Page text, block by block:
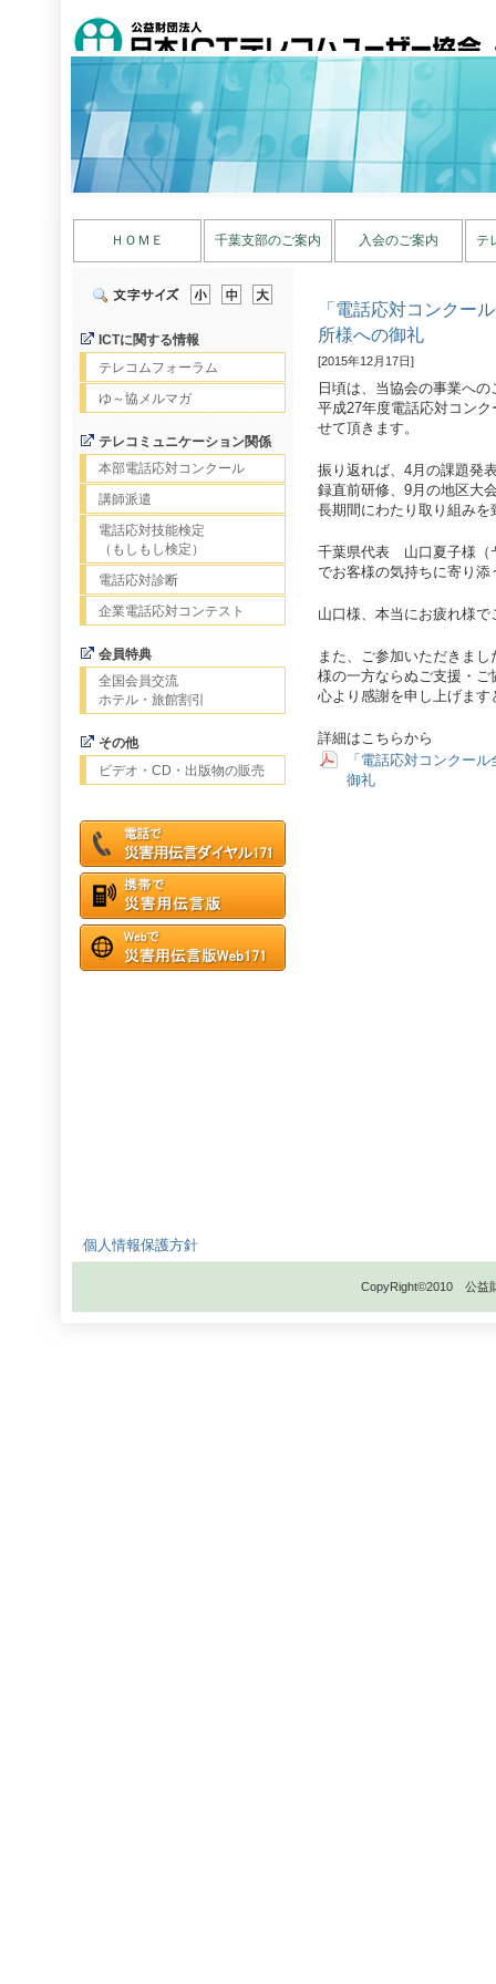
ＨＯＭＥ 千葉支部のご案内 入会のご案内 テ
ICTに関する情報
テレコムフォーラム
ゆ～協メルマガ
テレコミュニケーション関係
本部電話応対コンクール
講師派遣
電話応対技能検定
（もしもし検定）
電話応対診断
企業電話応対コンテスト
会員特典
全国会員交流
ホテル・旅館割引
その他
ビデオ・CD・出版物の販売
「電話応対コンクー
所様への御礼
[2015年12月17日]
日頃は、当協会の事業へ
平成27年度電話応対コン
せて頂きます。
振り返れば、4月の課題発
録直前研修、9月の地区大
長期間にわたり取り組みを
千葉県代表 山口夏子様（
でお客様の気持ちに寄り
山口様、本当にお疲れ様で
また、ご参加いただきま
様の一方ならぬご支援・
心より感謝を申し上げま
詳細はこちらから
「電話応対コンクー
御礼
個人情報保護方針
CopyRight©2010 公益